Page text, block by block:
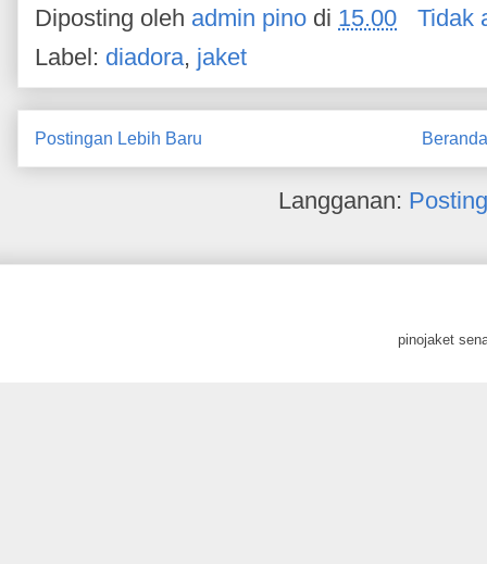
Diposting oleh admin pino di 15.00
Tidak
Label: diadora, jaket
Postingan Lebih Baru Beranda
Langganan:
pinojaket